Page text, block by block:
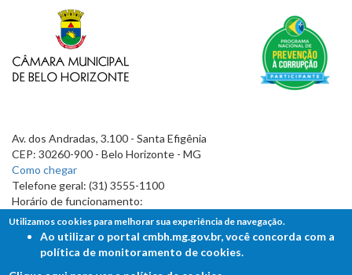
Av. dos Andradas, 3.100 - Santa Efigênia
CEP: 30260-900 - Belo Horizonte - MG
Como chegar
Telefone geral: (31) 3555-1100
Horário de funcionamento:
7h às 19h
Utilizamos cookies para melhorar sua experiência de navegação.
Ao utilizar o portal cmbh.mg.gov.br, você concorda com a
política de monitoramento de cookies.